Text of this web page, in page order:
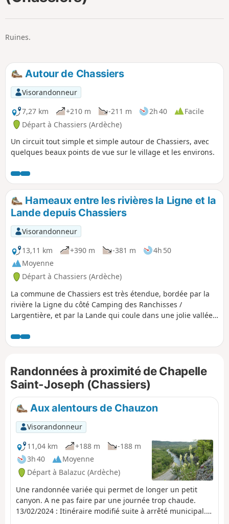
Ruines.
Autour de Chassiers
Visorandonneur
7,27 km
+210 m -211 m 2h 40
Facile
Départ à Chassiers (Ardèche)
Un circuit tout simple et simple autour de Chassiers, avec
quelques beaux points de vue sur le village et les environs.
Hameaux entre les rivières la Ligne et la
Lande depuis Chassiers
Visorandonneur
13,11 km
+390 m -381 m
4h 50
Moyenne
Départ à Chassiers (Ardèche)
La commune de Chassiers est très étendue, bordée par la
rivière la Ligne du côté Camping des Ranchisses /
Largentière, et par la Lande qui coule dans une jolie vallée
l'Ardèche au niveau de Ruoms. Entre les rivières, un
paysage de terrasses (faysses) cultivées, une multitude de
le Ventoux, le Vercors et les Alpes. Chassiers est un village
labellisé "Village de caractères" avec ces petites rues, sa
place où l'on peut se désaltérer, ses chapelles et son église
fortifiée. À mi-parcours une halte rafraichissante et
ombragée est proposée en bordure de rivière.
Randonnées à proximité de Chapelle
Saint-Joseph (Chassiers)
Aux alentours de Chauzon
Visorandonneur
11,04 km
+188 m
-188 m
3h 40
Moyenne
Départ à Balazuc (Ardèche)
Une randonnée variée qui permet de longer un petit
canyon. A ne pas faire par une journée trop chaude.
13/02/2024 : Itinéraire modifié suite à arrêté municipal.